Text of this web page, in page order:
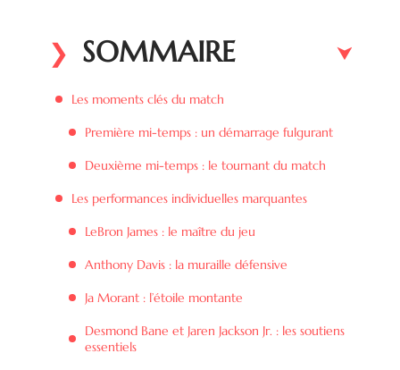
SOMMAIRE
Les moments clés du match
Première mi-temps : un démarrage fulgurant
Deuxième mi-temps : le tournant du match
Les performances individuelles marquantes
LeBron James : le maître du jeu
Anthony Davis : la muraille défensive
Ja Morant : l’étoile montante
Desmond Bane et Jaren Jackson Jr. : les soutiens
essentiels